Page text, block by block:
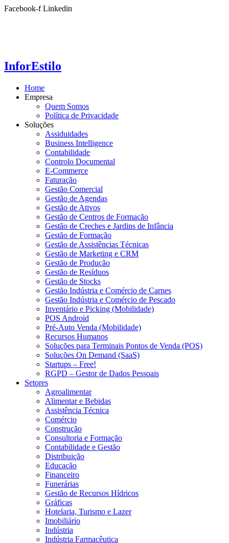
Ir
Facebook-f Linkedin
InforEstilo
Home
Empresa
Quem Somos
Política de Privacidade
Soluções
Assiduidades
Business Intelligence
Contabilidade
Controlo Documental
E-Commerce
Faturação
Gestão Comercial
Gestão de Agendas
Gestão de Ativos
Gestão de Centros de Formação
Gestão de Creches e Jardins de Infância
Gestão de Formação
Gestão de Assistências Técnicas
Gestão de Marketing e CRM
Gestão de Produção
Gestão de Resíduos
Gestão de Stocks
Gestão Indústria e Comércio de Carnes
Gestão Indústria e Comércio de Pescado
Inventário e Picking (Mobilidade)
POS Android
Pré-Auto Venda (Mobilidade)
Recursos Humanos
Soluções para Terminais Pontos de Venda (POS)
Soluções On Demand (SaaS)
Startups – Free!
RGPD – Gestor de Dados Pessoais
Setores
Agroalimentar
Alimentar e Bebidas
Assistência Técnica
Comércio
Construção
Consultoria e Formação
Contabilidade e Gestão
Distribuição
Educação
Financeiro
Funerárias
Gestão de Recursos Hídricos
Gráficas
Hotelaria, Turismo e Lazer
Imobiliário
Indústria
Indústria Farmacêutica